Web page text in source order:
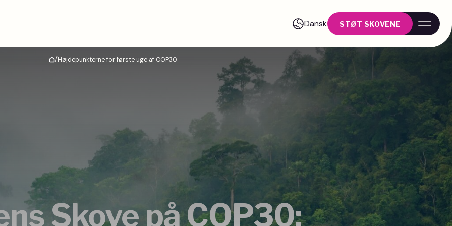
Dansk STØT SKOVENE
Hjem/Højdepunkterne for første uge af COP30
Skove på COP30: